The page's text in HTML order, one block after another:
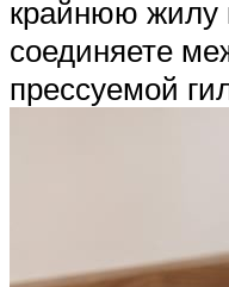
крайнюю жилу
соединяете
прессуемой